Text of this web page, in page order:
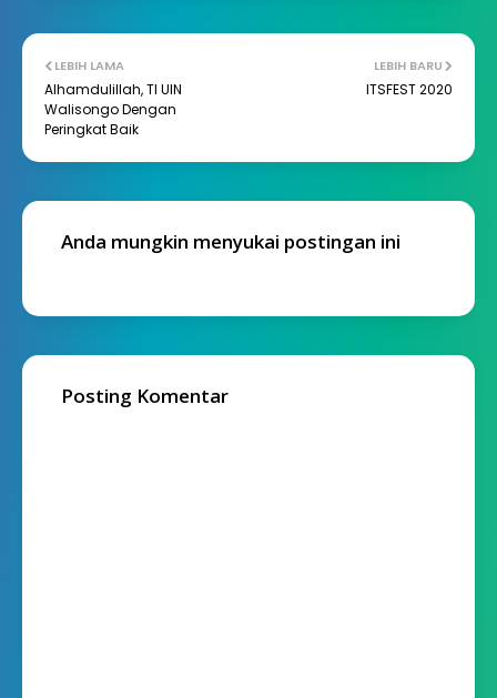
LEBIH BARU
ITSFEST 2020
LEBIH LAMA
Alhamdulillah, TI UIN
Walisongo Dengan
Peringkat Baik
Anda mungkin menyukai postingan ini
Posting Komentar